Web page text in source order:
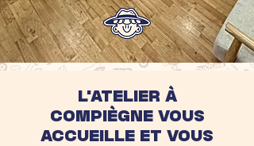
L'ATELIER À
COMPIÈGNE VOUS
ACCUEILLE ET VOUS